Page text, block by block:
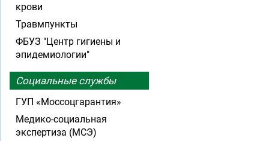
крови
Травмпункты
ФБУЗ "Центр гигиены и
эпидемиологии"
Социальные службы
ГУП «Моссоцгарантия»
Медико-социальная
экспертиза (МСЭ)